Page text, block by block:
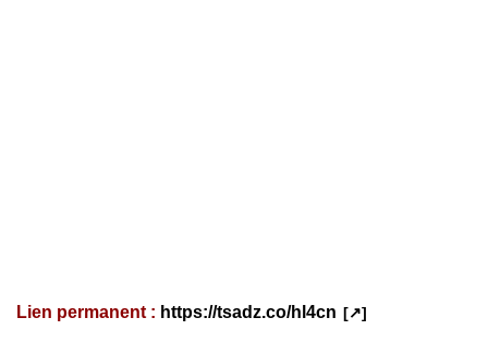
Lien permanent : https://tsadz.co/hl4cn